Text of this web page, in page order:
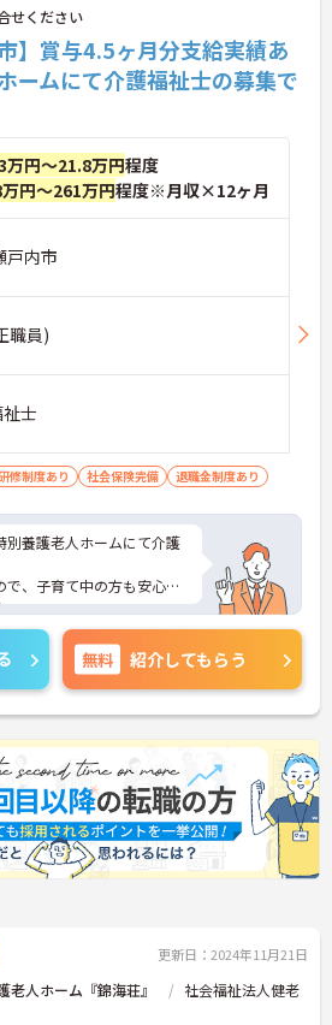
せください
】賞与4.5ヶ月分支給実績あ
ームにて介護福祉士の募集で
万円～21.8万円程度
円～261万円程度※月収×12ヶ月
戸内市
職員)
士
修制度あり 社会保険完備 退職金制度あり
別養護老人ホームにて介護
、子育て中の方も安心し
策ポイントなど、さらに
でお気軽にご相談くださ
無料 紹介してもらう
更新日：2024年11月21日
老人ホーム『錦海荘』
社会福祉法人健老